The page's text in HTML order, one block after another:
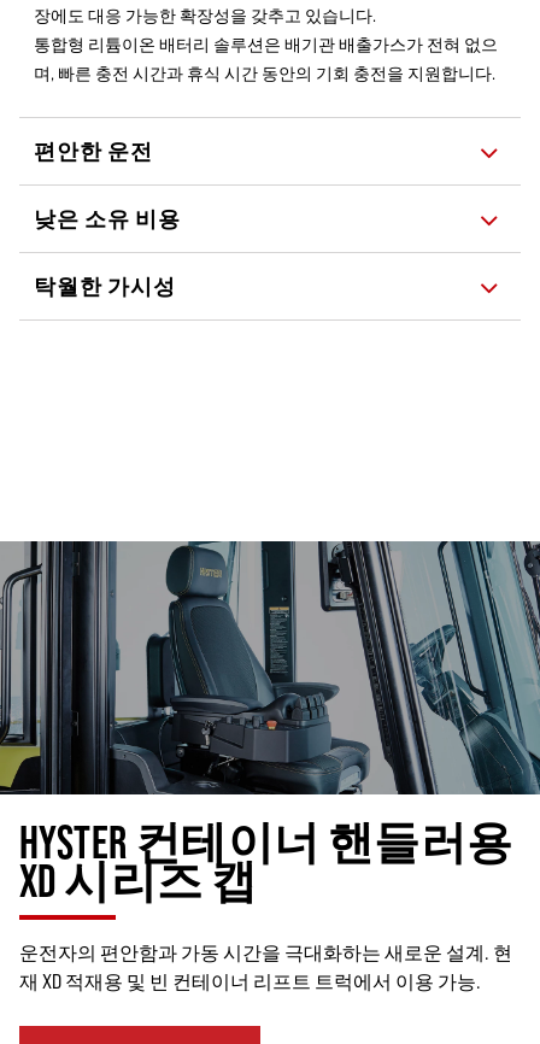
장에도 대응 가능한 확장성을 갖추고 있습니다.
통합형 리튬이온 배터리 솔루션은 배기관 배출가스가 전혀 없으
며, 빠른 충전 시간과 휴식 시간 동안의 기회 충전을 지원합니다.
편안한 운전
낮은 소유 비용
탁월한 가시성
HYSTER 컨테이너 핸들러용
XD 시리즈 캡
운전자의 편안함과 가동 시간을 극대화하는 새로운 설계. 현
재 XD 적재용 및 빈 컨테이너 리프트 트럭에서 이용 가능.